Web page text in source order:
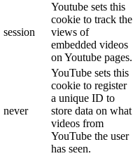
session
Youtube sets this
cookie to track the
views of
embedded videos
on Youtube pages.
never
YouTube sets this
cookie to register
a unique ID to
store data on what
videos from
YouTube the user
has seen.